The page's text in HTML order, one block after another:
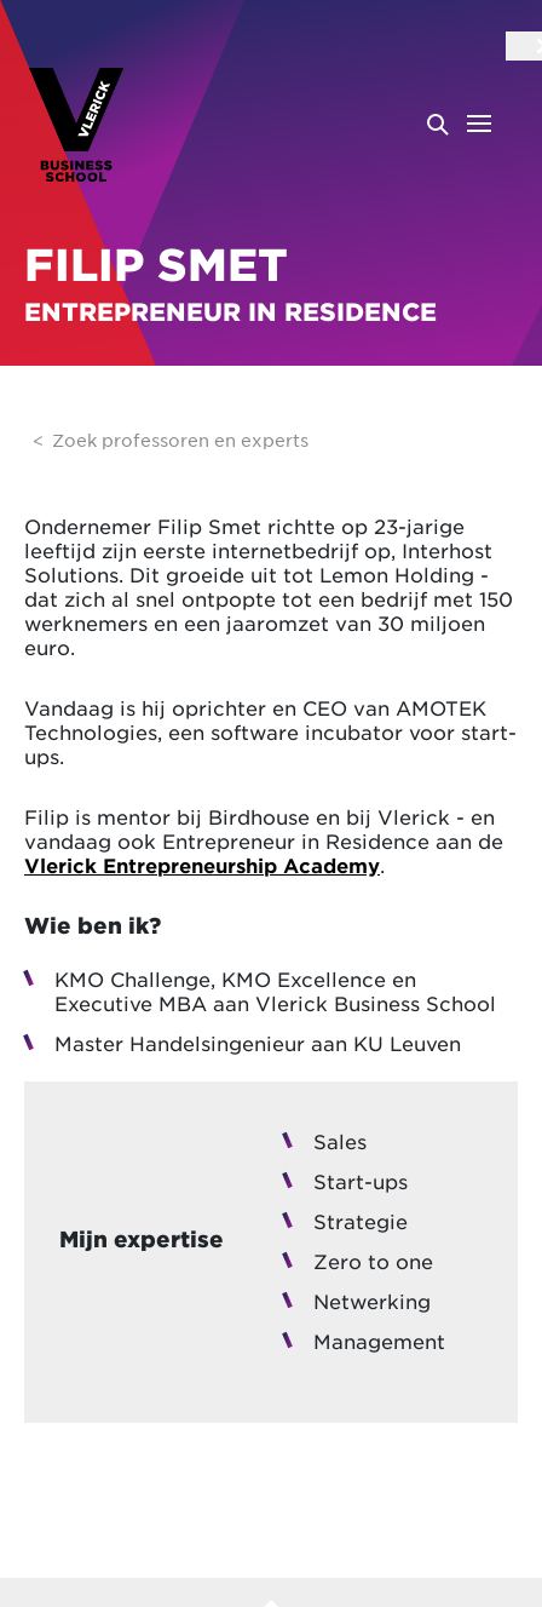
FILIP SMET
ENTREPRENEUR IN RESIDENCE
Zoek professoren en experts
Ondernemer Filip Smet richtte op 23-jarige
leeftijd zijn eerste internetbedrijf op, Interhost
Solutions. Dit groeide uit tot Lemon Holding -
dat zich al snel ontpopte tot een bedrijf met 150
werknemers en een jaaromzet van 30 miljoen
euro.
Vandaag is hij oprichter en CEO van AMOTEK
Technologies, een software incubator voor start-
ups.
Filip is mentor bij Birdhouse en bij Vlerick - en
vandaag ook Entrepreneur in Residence aan de
Vlerick Entrepreneurship Academy.
Wie ben ik?
KMO Challenge, KMO Excellence en
Executive MBA aan Vlerick Business School
Master Handelsingenieur aan KU Leuven
Mijn expertise
Sales
Start-ups
Strategie
Zero to one
Netwerking
Management